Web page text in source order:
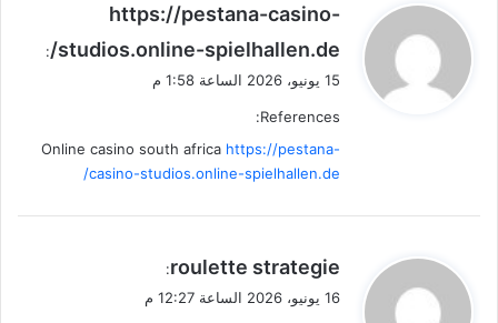
و
ل
https://pestana-casino-
studios.online-spielhallen.de/
:
15 يونيو، 2026 الساعة 1:58 م
References:
Online casino south africa https://pestana-
casino-studios.online-spielhallen.de/
يroulette strategie
:
16 يونيو، 2026 الساعة 12:27 م